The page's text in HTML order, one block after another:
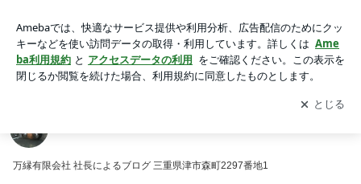
アプリをダウンロードして ブログの更新通知
を受け取りまし
ょう。
開く
万縁有限会社 社長によるブログ 三重県津市森町2297番地1